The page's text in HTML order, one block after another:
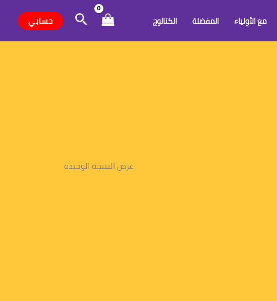
مع الأولياء المفضلة الكتالوج البحث حسابي
عرض النتيجة الوحيدة